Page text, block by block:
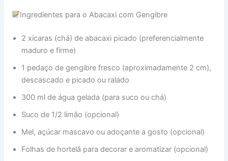
Ingredientes para o Abacaxi com Gengibre
2 xícaras (chá) de abacaxi picado (preferencialmente
maduro e firme)
1 pedaço de gengibre fresco (aproximadamente 2 cm),
descascado e picado ou ralado
300 ml de água gelada (para suco ou chá)
Suco de 1/2 limão (opcional)
Mel, açúcar mascavo ou adoçante a gosto (opcional)
Folhas de hortelã para decorar e aromatizar (opcional)